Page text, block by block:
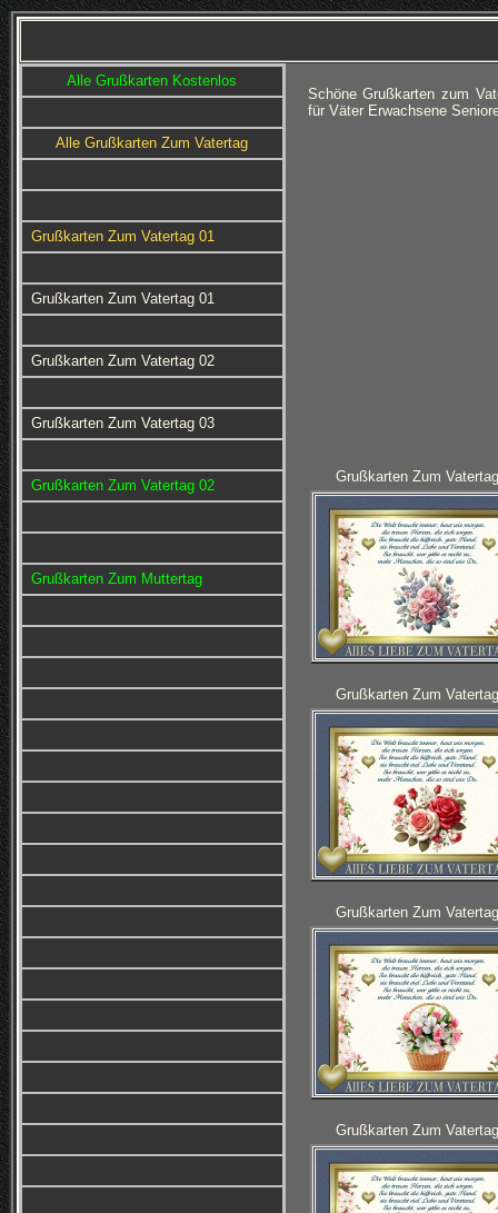
Alle Grußkarten Kostenlos
Alle Grußkarten Zum Vatertag
Grußkarten Zum Vatertag 01
Grußkarten Zum Vatertag 01
Grußkarten Zum Vatertag 02
Grußkarten Zum Vatertag 03
Grußkarten Zum Vatertag 02
Grußkarten Zum Muttertag
Schöne Grußkarten zum
für Väter Erwachsene
Grußkarten Zum
Grußkarten Zum
Grußkarten Zum
Grußkarten Zum